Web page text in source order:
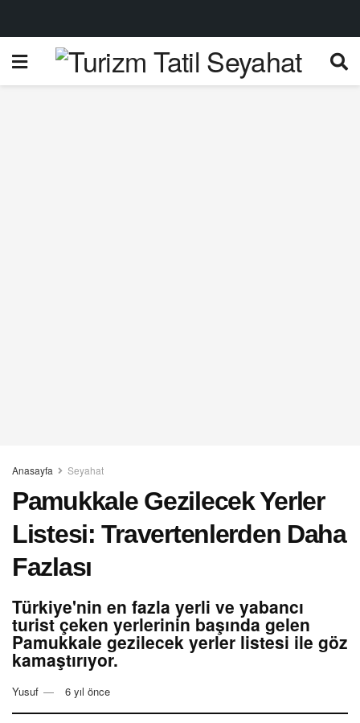
Anasayfa Seyahat
Pamukkale Gezilecek Yerler
Listesi: Travertenlerden Daha
Fazlası
Türkiye'nin en fazla yerli ve yabancı
turist çeken yerlerinin başında gelen
Pamukkale gezilecek yerler listesi ile göz
kamaştırıyor.
Yusuf 6 yıl önce